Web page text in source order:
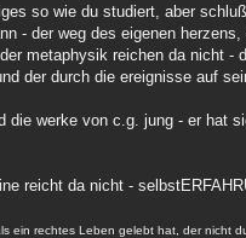
so wie du studiert, aber
- der weg des eigenen
metaphysik reichen da nicht -
der durch die ereignisse auf
die werke von c.g. jung - er hat
reicht da nicht -
ein rechtes Leben gelebt hat, der nicht